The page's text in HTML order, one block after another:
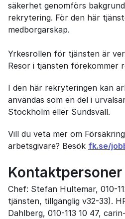
säkerhet genomförs
rekrytering. För den här
medborgarskap.
Yrkesrollen för tjänsten är
Resor i tjänsten förekommer
I den här rekryteringen kan
användas som en del i
Stockholm eller Sundsvall.
Vill du veta mer om
arbetsgivare? Besök fk.se/
Kontaktpersoner
Chef: Stefan Hultemar, 010-
tjänsten, tillgänglig v32-33).
Dahlberg, 010-113 10 47, carin-